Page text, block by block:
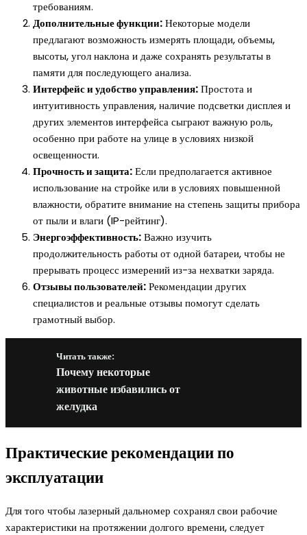
требованиям.
Дополнительные функции:Некоторые модели
предлагают возможность измерять площади, объемы,
высоты, угол наклона и даже сохранять результаты в
памяти для последующего анализа.
Интерфейс и удобство управления:Простота и
интуитивность управления, наличие подсветки дисплея и
других элементов интерфейса сыграют важную роль,
особенно при работе на улице в условиях низкой
освещенности.
Прочность и защита:Если предполагается активное
использование на стройке или в условиях повышенной
влажности, обратите внимание на степень защиты прибора
от пыли и влаги (IP-рейтинг).
Энергоэффективность:Важно изучить
продолжительность работы от одной батареи, чтобы не
прерывать процесс измерений из-за нехватки заряда.
Отзывы пользователей:Рекомендации других
специалистов и реальные отзывы помогут сделать
грамотный выбор.
Читать также:
Почему некоторые
животные избавились от
желудка
Практические рекомендации по
эксплуатации
Для того чтобы лазерный дальномер сохранял свои рабочие
характеристики на протяжении долгого времени, следует